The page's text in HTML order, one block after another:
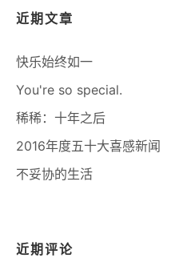
近期文章
快乐始终如一
You're so special.
稀稀：十年之后
2016年度五十大喜感新闻
不妥协的生活
近期评论